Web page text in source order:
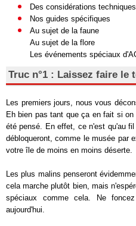
Des considérations techniques
Nos guides spécifiques
Au sujet de la faune
Au sujet de la flore
Les événements spéciaux
Truc n°1 : Laissez faire le
Les premiers jours, nous vous
Eh bien pas tant que ça en fait si
été pensé. En effet, ce n'est qu'au
débloqueront, comme le musée par
votre île de moins en moins déserte.
Les plus malins penseront
cela marche plutôt bien, mais
spéciaux comme cela. Ne
aujourd'hui.